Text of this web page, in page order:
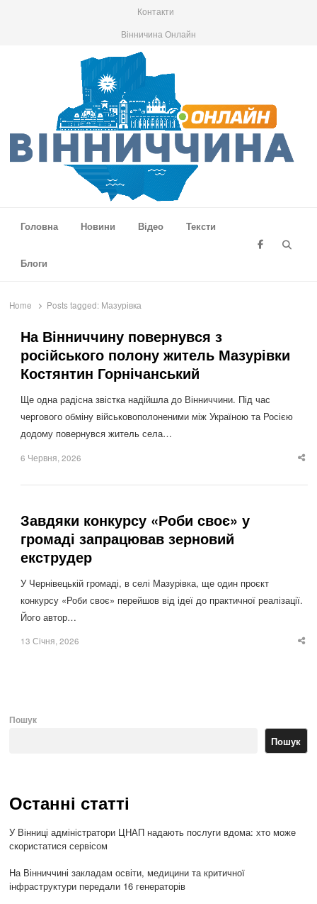
Контакти
Вінничина Онлайн
Головна
Новини Відео Тексти
Блоги
Home Posts tagged: Мазурівка
На Вінниччину повернувся з
російського полону житель Мазурівки
Костянтин Горнічанський
Ще одна радісна звістка надійшла до Вінниччини. Під час
чергового обміну військовополоненими між Україною та Росією
додому повернувся житель села…
6 Червня, 2026
Завдяки конкурсу «Роби своє» у
громаді запрацював зерновий
екструдер
У Чернівецькій громаді, в селі Мазурівка, ще один проєкт
конкурсу «Роби своє» перейшов від ідеї до практичної реалізації.
Його автор…
13 Січня, 2026
Пошук
Пошук
Останні статті
У Вінниці адміністратори ЦНАП надають послуги вдома: хто може
скористатися сервісом
На Вінниччині закладам освіти, медицини та критичної
інфраструктури передали 16 генераторів